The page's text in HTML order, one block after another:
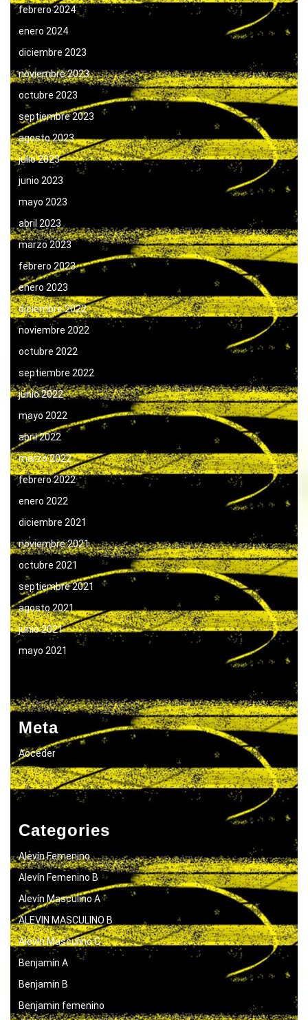
febrero 2024
enero 2024
diciembre 2023
noviembre 2023
octubre 2023
septiembre 2023
agosto 2023
julio 2023
junio 2023
mayo 2023
abril 2023
marzo 2023
febrero 2023
enero 2023
diciembre 2022
noviembre 2022
octubre 2022
septiembre 2022
junio 2022
mayo 2022
abril 2022
marzo 2022
febrero 2022
enero 2022
diciembre 2021
noviembre 2021
octubre 2021
septiembre 2021
agosto 2021
junio 2021
mayo 2021
Meta
Acceder
Categories
Alevín Femenino
Alevín Femenino B
Alevín Masculino A
ALEVIN MASCULINO B
Alevín Masculino C
Benjamín A
Benjamín B
Benjamin femenino